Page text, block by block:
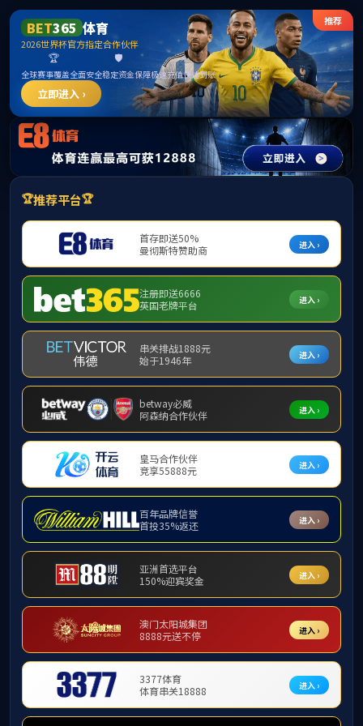
TapTap点点(原188改名)官方网站-Official
Website
请输入验证码下载附件